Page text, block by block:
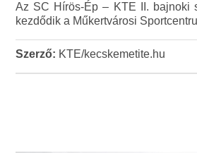
Az SC Hírös-Ép – KTE II. bajnoki
kezdődik a Műkertvárosi
Szerző: KTE/kecskemetite.hu